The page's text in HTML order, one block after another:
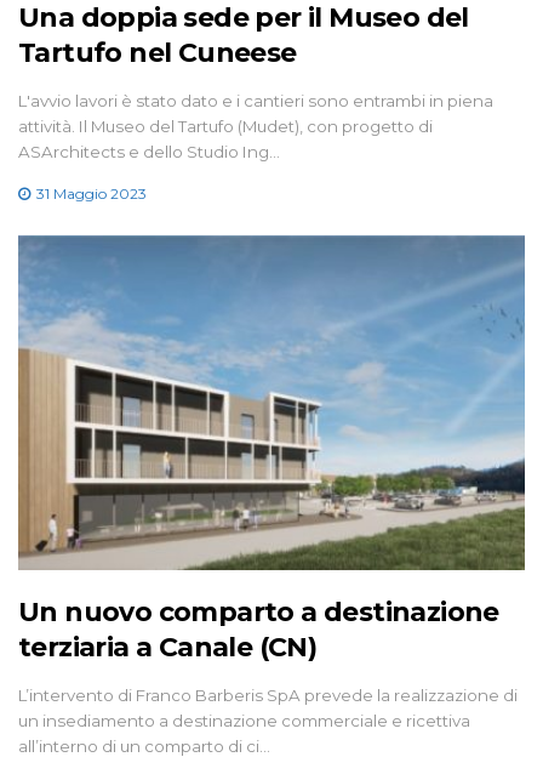
Una doppia sede per il Museo del
Tartufo nel Cuneese
L'avvio lavori è stato dato e i cantieri sono entrambi in piena
attività. Il Museo del Tartufo (Mudet), con progetto di
ASArchitects e dello Studio Ing…
31 Maggio 2023
Un nuovo comparto a destinazione
terziaria a Canale (CN)
L’intervento di Franco Barberis SpA prevede la realizzazione di
un insediamento a destinazione commerciale e ricettiva
all’interno di un comparto di ci…